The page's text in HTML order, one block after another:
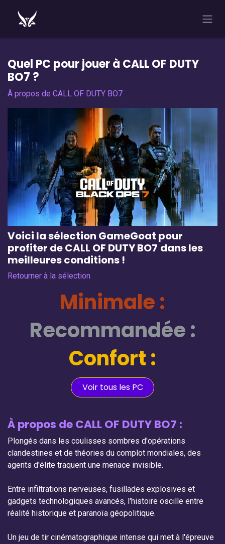
Quel PC pour jouer à CALL OF DUTY
BO7 ?
À propos de CALL OF DUTY BO7
Voici la sélection GameGoat pour
profiter de CALL OF DUTY BO7 dans les
meilleures conditions !
Retourner à la sélection
Minimale :
Recommandée :
Confort :
Voir tous les PC
À propos de CALL OF DUTY BO7 :
Plongés dans les coulisses sombres d'opérations
clandestines et de théories du complot mondiales, des
agents d'élite traquent une menace invisible.
Entre infiltrations nerveuses, fusillades explosives et
gadgets technologiques avancés, l'histoire oscille entre
réalité historique et paranoïa géopolitique.
Un jeu de tir cinématographique intense qui met à l'épreuve